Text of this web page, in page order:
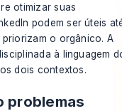
otimizar suas
podem ser úteis
priorizam o orgânico. A
à linguagem
dois contextos.
problemas